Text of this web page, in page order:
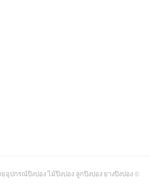
อุปกรณ์ปิงปอง ไม้ปิงปอง ลูกปิงปอง ยางปิงปอง ©